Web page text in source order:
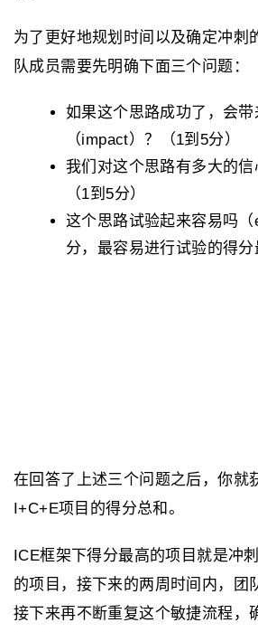
为了更好地规划时间以及确定冲刺
队成员需要先明确下面三个问题：
如果这个思路成功了，会
（impact）？（1到5分）
我们对这个思路有多大的信
（1到5分）
这个思路试验起来容易吗
分，最容易进行试验的得分
在回答了上述三个问题之后，你就
I+C+E项目的得分总和。
ICE框架下得分最高的项目就是冲
的项目，接下来的两周时间内，团
接下来再不断重复这个敏捷流程，